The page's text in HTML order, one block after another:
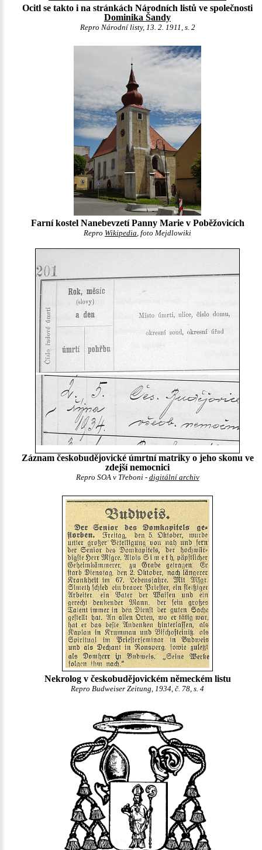
Ocitl se takto i na stránkách Národních listů ve společnosti
Dominika Šandy
Repro Národní listy, 13. 2. 1911, s. 2
Farní kostel Nanebevzetí Panny Marie v Poběžovicích
Repro Wikipedia , foto Mejdlowiki
Záznam českobudějovické úmrtní matriky o jeho skonu ve
zdejší nemocnici
Repro SOA v Třeboni - digitální archiv
Nekrolog v českobudějovickém německém listu
Repro Budweiser Zeitung, 1934, č. 78, s. 4